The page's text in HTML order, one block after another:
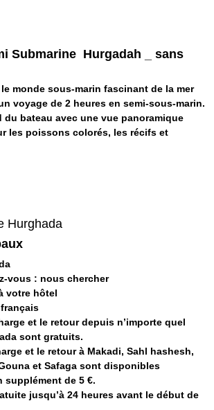
Submarine Hurgadah _ sans
monde sous-marin fascinant de la mer
voyage de 2 heures en semi-sous-marin.
du bateau avec une vue panoramique
les poissons colorés, les récifs et
Hurghada
vous : nous chercher
votre hôtel
et le retour depuis n’importe quel
sont gratuits.
et le retour à Makadi, Sahl hashesh,
et Safaga sont disponibles
supplément de 5 €.
jusqu’à 24 heures avant le début de